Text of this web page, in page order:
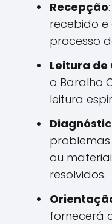
Recepção
recebido
processo
Leitura de
o Baralho
leitura
problemas
ou
resolvidos.
fornecerá